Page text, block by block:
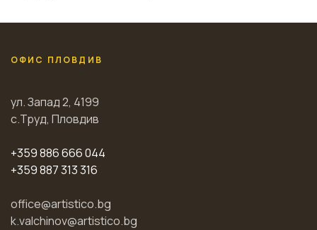
ОФИС ПЛОВДИВ
ул. Запад 2, 4199
с.Труд, Пловдив
+359 886 666 044
+359 887 313 316
office@artistico.bg
k.valchinov@artistico.bg